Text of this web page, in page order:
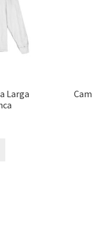
Larga